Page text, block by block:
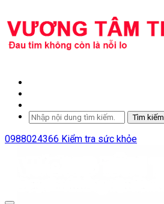
Tìm kiếm
0988024366 Kiểm tra sức khỏe